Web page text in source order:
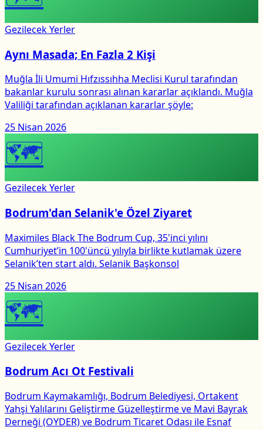
Gezilecek Yerler
Aynı Masada; En Fazla 2 Kişi
Muğla İli Umumi Hıfzıssıhha Meclisi Kurul tarafından
bakanlar kurulu sonrası alınan kararlar açıklandı. Muğla
Valiliği tarafından açıklanan kararlar şöyle:
25 Nisan 2026
🗺
Gezilecek Yerler
Bodrum'dan Selanik'e Özel Ziyaret
Maximiles Black The Bodrum Cup, 35'inci yılını
Cumhuriyet’in 100'üncü yılıyla birlikte kutlamak üzere
Selanik’ten start aldı. Selanik Başkonsol
25 Nisan 2026
🗺
Gezilecek Yerler
Bodrum Acı Ot Festivali
Bodrum Kaymakamlığı, Bodrum Belediyesi, Ortakent
Yahşi Yalılarını Geliştirme Güzelleştirme ve Mavi Bayrak
Derneği (OYDER) ve Bodrum Ticaret Odası ile Esnaf